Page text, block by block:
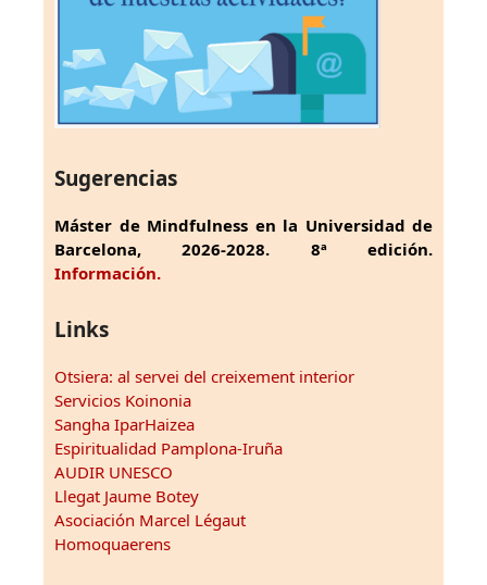
Sugerencias
Máster de Mindfulness en la Universidad de
Barcelona, 2026-2028. 8ª edición.
Información.
Links
Otsiera: al servei del creixement interior
Servicios Koinonia
Sangha IparHaizea
Espiritualidad Pamplona-Iruña
AUDIR UNESCO
Llegat Jaume Botey
Asociación Marcel Légaut
Homoquaerens